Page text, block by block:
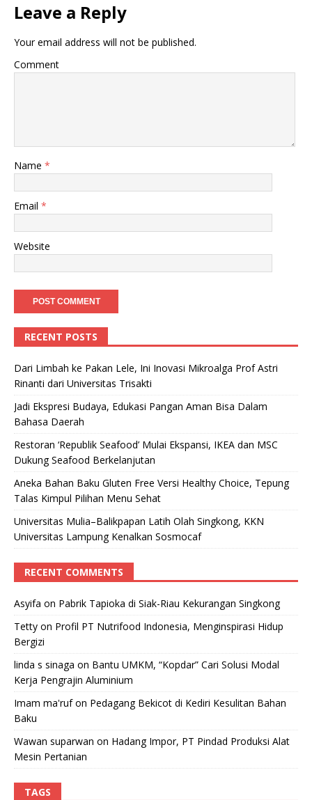
Leave a Reply
Your email address will not be published.
Comment
Name *
Email *
Website
RECENT POSTS
Dari Limbah ke Pakan Lele, Ini Inovasi Mikroalga Prof Astri
Rinanti dari Universitas Trisakti
Jadi Ekspresi Budaya, Edukasi Pangan Aman Bisa Dalam
Bahasa Daerah
Restoran ‘Republik Seafood’ Mulai Ekspansi, IKEA dan MSC
Dukung Seafood Berkelanjutan
Aneka Bahan Baku Gluten Free Versi Healthy Choice, Tepung
Talas Kimpul Pilihan Menu Sehat
Universitas Mulia–Balikpapan Latih Olah Singkong, KKN
Universitas Lampung Kenalkan Sosmocaf
RECENT COMMENTS
Asyifa on Pabrik Tapioka di Siak-Riau Kekurangan Singkong
Tetty on Profil PT Nutrifood Indonesia, Menginspirasi Hidup
Bergizi
linda s sinaga on Bantu UMKM, “Kopdar” Cari Solusi Modal
Kerja Pengrajin Aluminium
Imam ma'rufon Pedagang Bekicot di Kediri Kesulitan Bahan
Baku
Wawan suparwan on Hadang Impor, PT Pindad Produksi Alat
Mesin Pertanian
TAGS